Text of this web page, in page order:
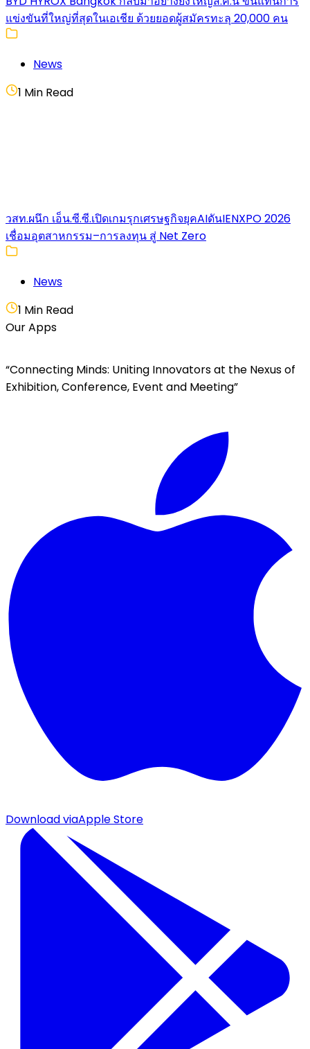
แข่งขันที่ใหญ่ที่สุดในเอเชีย ด้วยยอดผู้สมัครทะลุ 20,000 คน
News
1 Min Read
วสท.ผนึก เอ็น.ซี.ซี.เปิดเกมรุกเศรษฐกิจยุคAIดันIENXPO 2026
เชื่อมอุตสาหกรรม–การลงทุน สู่ Net Zero
News
1 Min Read
Our Apps
“Connecting Minds: Uniting Innovators at the Nexus of
Exhibition, Conference, Event and Meeting”
Download viaApple Store